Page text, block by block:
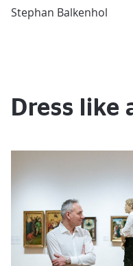
Stephan Balkenhol
Dress like